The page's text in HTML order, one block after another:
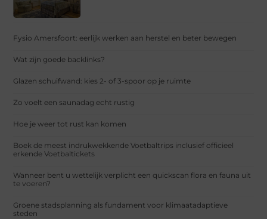
Fysio Amersfoort: eerlijk werken aan herstel en beter bewegen
Wat zijn goede backlinks?
Glazen schuifwand: kies 2- of 3-spoor op je ruimte
Zo voelt een saunadag echt rustig
Hoe je weer tot rust kan komen
Boek de meest indrukwekkende Voetbaltrips inclusief officieel
erkende Voetbaltickets
Wanneer bent u wettelijk verplicht een quickscan flora en fauna uit
te voeren?
Groene stadsplanning als fundament voor klimaatadaptieve
steden